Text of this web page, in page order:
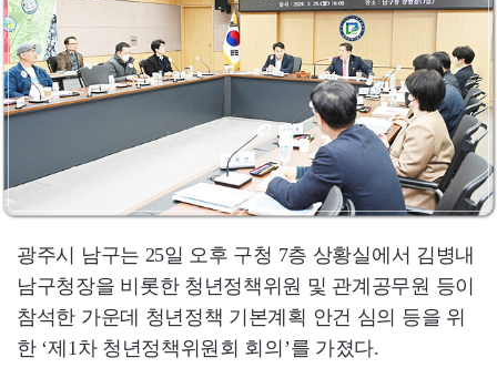
광주시 남구는 25일 오후 구청 7층 상황실에서 김병내
남구청장을 비롯한 청년정책위원 및 관계공무원 등이
참석한 가운데 청년정책 기본계획 안건 심의 등을 위
한 ‘제1차 청년정책위원회 회의’를 가졌다.